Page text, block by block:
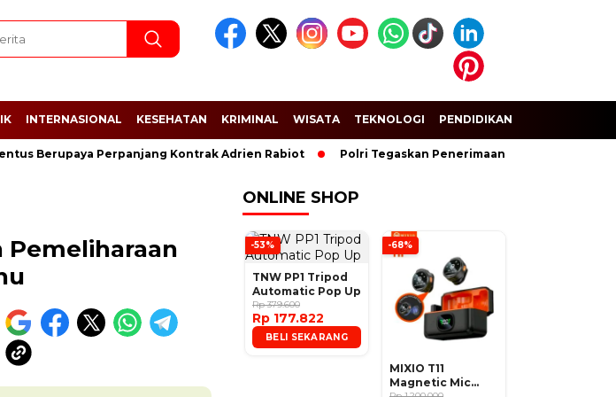
INTERNASIONAL KESEHATAN KRIMINAL WISATA TEKNOLOGI PENDIDIKAN
Perpanjang Kontrak Adrien Rabiot Polri Tegaskan Penerimaan Anggota dan Taruna
Pemeliharaan
ONLINE SHOP
-53%
TNW PP1 Tripod
Automatic Pop Up
Rp 379.600
Rp 177.822
BELI SEKARANG
-68%
MIXIO T11
Magnetic Mic